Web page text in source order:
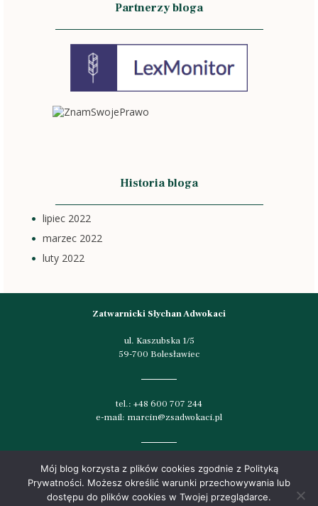
Partnerzy bloga
Historia bloga
lipiec 2022
marzec 2022
luty 2022
Zatwarnicki Słychan Adwokaci
ul. Kaszubska 1/5
59-700 Bolesławiec
tel.: +48 600 707 244
e-mail: marcin@zsadwokaci.pl
Polityka prywatności
Ograniczenie odpowiedzialności
Mój blog korzysta z plików cookies zgodnie z Polityką
Prywatności. Możesz określić warunki przechowywania lub
dostępu do plików cookies w Twojej przeglądarce.